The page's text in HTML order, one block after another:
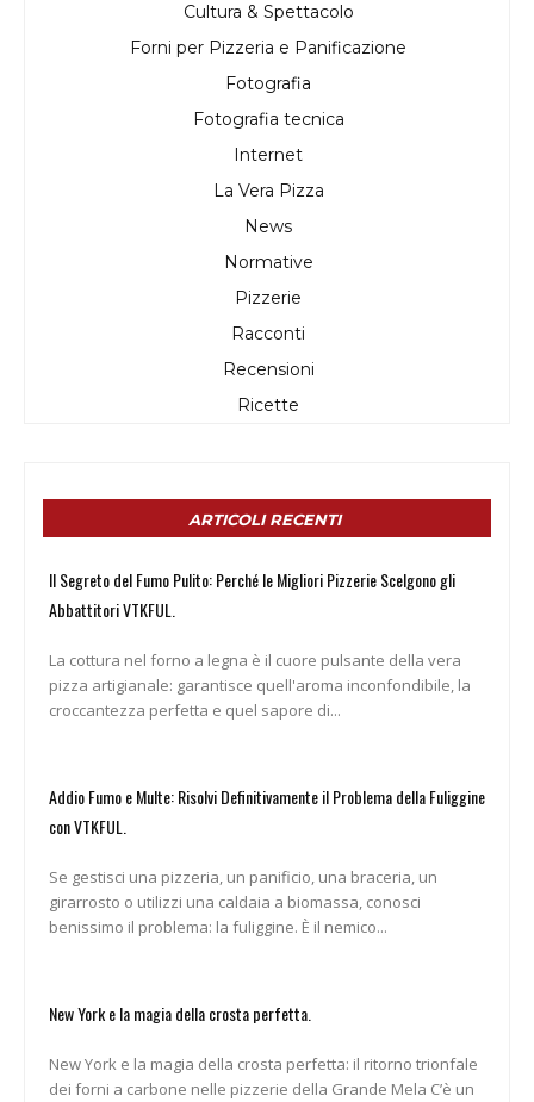
Cultura & Spettacolo
Forni per Pizzeria e Panificazione
Fotografia
Fotografia tecnica
Internet
La Vera Pizza
News
Normative
Pizzerie
Racconti
Recensioni
Ricette
ARTICOLI RECENTI
Il Segreto del Fumo Pulito: Perché le Migliori Pizzerie Scelgono gli
Abbattitori VTKFUL.
La cottura nel forno a legna è il cuore pulsante della vera
pizza artigianale: garantisce quell'aroma inconfondibile, la
croccantezza perfetta e quel sapore di...
Addio Fumo e Multe: Risolvi Definitivamente il Problema della Fuliggine
con VTKFUL.
Se gestisci una pizzeria, un panificio, una braceria, un
girarrosto o utilizzi una caldaia a biomassa, conosci
benissimo il problema: la fuliggine. È il nemico...
New York e la magia della crosta perfetta.
New York e la magia della crosta perfetta: il ritorno trionfale
dei forni a carbone nelle pizzerie della Grande Mela C’è un